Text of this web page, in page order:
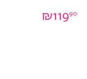
₪11990